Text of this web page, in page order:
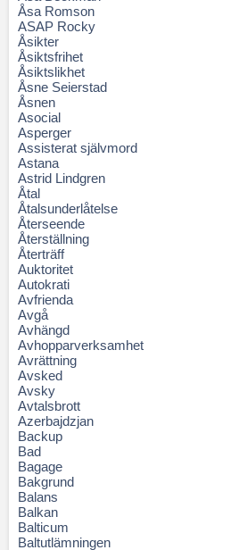
Åsa Romson
ASAP Rocky
Åsikter
Åsiktsfrihet
Åsiktslikhet
Åsne Seierstad
Åsnen
Asocial
Asperger
Assisterat självmord
Astana
Astrid Lindgren
Åtal
Åtalsunderlåtelse
Återseende
Återställning
Återträff
Auktoritet
Autokrati
Avfrienda
Avgå
Avhängd
Avhopparverksamhet
Avrättning
Avsked
Avsky
Avtalsbrott
Azerbajdzjan
Backup
Bad
Bagage
Bakgrund
Balans
Balkan
Balticum
Baltutlämningen